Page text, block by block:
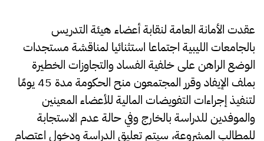
عقدت الأمانة العامة لنقابة أعضاء هيئة التدريس
بالجامعات الليبية اجتماعا استثنائيا لمناقشة مستجدات
الوضع الراهن على خلفية الفساد والتجاوزات الخطيرة
بملف الإيفاد وقرر المجتمعون منح الحكومة مدة 45 يومًا
لتنفيذ إجراءات التفويضات المالية للأعضاء المعينين
والموفدين للدراسة بالخارج وفي حالة عدم الاستجابة
للمطالب المشروعة، سيتم تعليق الدراسة ودخول اعتصام